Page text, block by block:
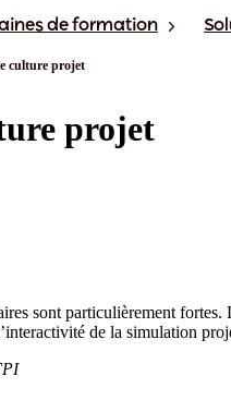
de formation
culture projet
projet
sont particulièrement
de la simulation